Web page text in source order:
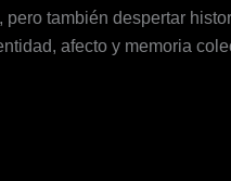
también despertar
afecto y memoria